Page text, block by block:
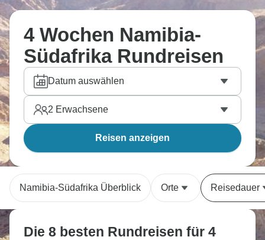
4 Wochen Namibia-
Südafrika Rundreisen
Datum auswählen
2 Erwachsene
Reisen anzeigen
Namibia-Südafrika Überblick Orte Reisedauer
Die 8 besten Rundreisen für 4